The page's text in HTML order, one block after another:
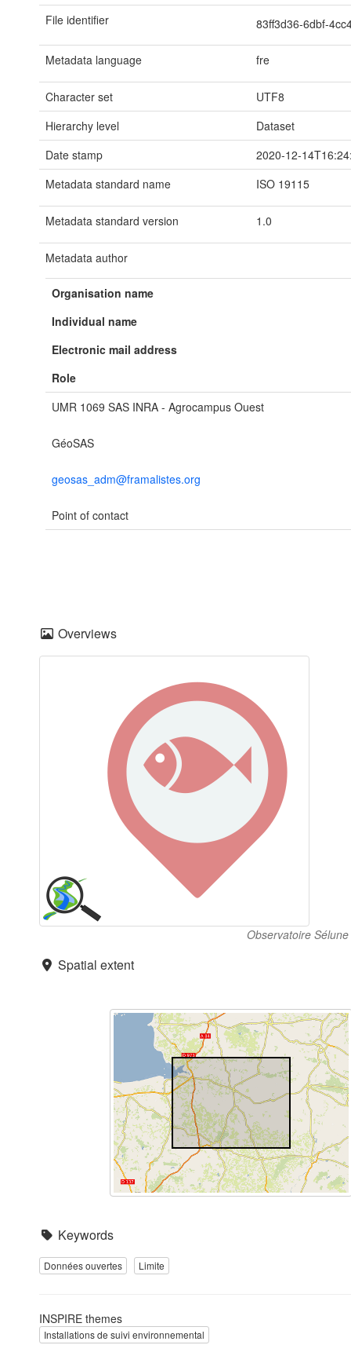
File identifier 83ff3d36-6dbf-
Metadata language fre
Character set
UTF8
Hierarchy level
Dataset
Date stamp
2020-12-
Metadata standard name
ISO 19115
Metadata standard version 1.0
Metadata author
Organisation name
Individual name
Electronic mail address
Role
UMR 1069 SAS INRA - Agrocampus Ouest
GéoSAS
geosas_adm@framalistes.org
Point of contact
Overviews
Observatoire
Spatial extent
Keywords
Données ouvertes Limite
INSPIRE themes
Installations de suivi environnemental